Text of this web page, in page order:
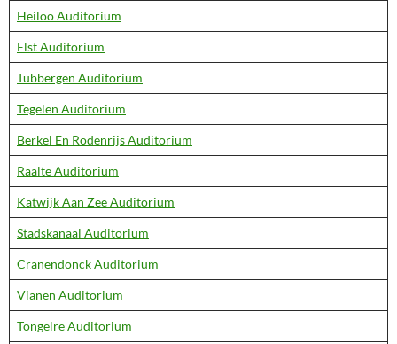
Heiloo Auditorium
Elst Auditorium
Tubbergen Auditorium
Tegelen Auditorium
Berkel En Rodenrijs Auditorium
Raalte Auditorium
Katwijk Aan Zee Auditorium
Stadskanaal Auditorium
Cranendonck Auditorium
Vianen Auditorium
Tongelre Auditorium